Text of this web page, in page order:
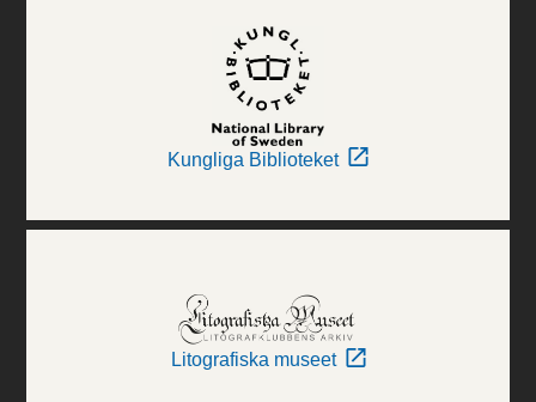
Kungliga Biblioteket
Litografiska museet